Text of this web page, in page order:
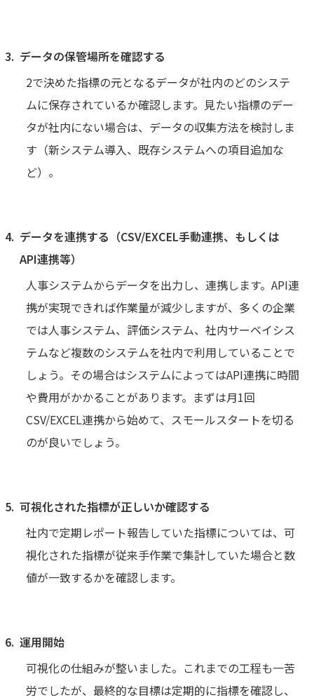
データの保管場所を確認する
2で決めた指標の元となるデータが社内のどのシステ
ムに保存されているか確認します。見たい指標のデー
タが社内にない場合は、データの収集方法を検討しま
す（新システム導入、既存システムへの項目追加な
ど）。
データを連携する（CSV/EXCEL手動連携、もしくは
API連携等）
人事システムからデータを出力し、連携します。API連
携が実現できれば作業量が減少しますが、多くの企業
では人事システム、評価システム、社内サーベイシス
テムなど複数のシステムを社内で利用していることで
しょう。その場合はシステムによってはAPI連携に時間
や費用がかかることがあります。まずは月1回
CSV/EXCEL連携から始めて、スモールスタートを切る
のが良いでしょう。
可視化された指標が正しいか確認する
社内で定期レポート報告していた指標については、可
視化された指標が従来手作業で集計していた場合と数
値が一致するかを確認します。
運用開始
可視化の仕組みが整いました。これまでの工程も一苦
労でしたが、最終的な目標は定期的に指標を確認し、